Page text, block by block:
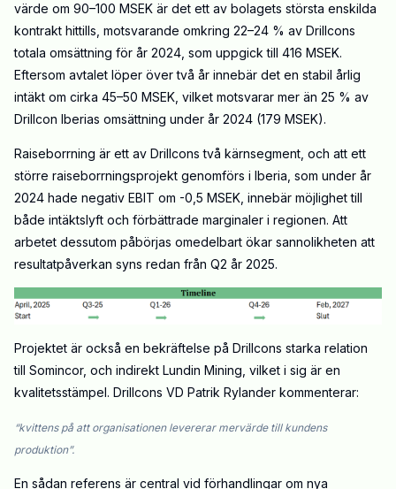
värde om 90–100 MSEK är det ett av bolagets största enskilda
kontrakt hittills, motsvarande omkring 22–24 % av Drillcons
totala omsättning för år 2024, som uppgick till 416 MSEK.
Eftersom avtalet löper över två år innebär det en stabil årlig
intäkt om cirka 45–50 MSEK, vilket motsvarar mer än 25 % av
Drillcon Iberias omsättning under år 2024 (179 MSEK).
Raiseborrning är ett av Drillcons två kärnsegment, och att ett
större raiseborrningsprojekt genomförs i Iberia, som under år
2024 hade negativ EBIT om -0,5 MSEK, innebär möjlighet till
både intäktslyft och förbättrade marginaler i regionen. Att
arbetet dessutom påbörjas omedelbart ökar sannolikheten att
resultatpåverkan syns redan från Q2 år 2025.
Projektet är också en bekräftelse på Drillcons starka relation
till Somincor, och indirekt Lundin Mining, vilket i sig är en
kvalitetsstämpel. Drillcons VD Patrik Rylander kommenterar:
“kvittens på att organisationen levererar mervärde till kundens
produktion”.
En sådan referens är central vid förhandlingar om nya